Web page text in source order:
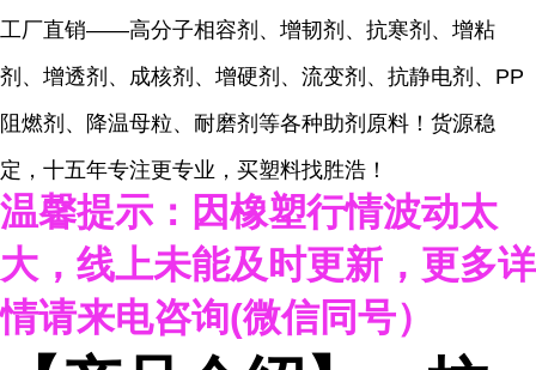
工厂直销——高分子相容剂、增韧剂、抗寒剂、增粘
剂、增透剂、成核剂、增硬剂、流变剂、抗静电剂、PP
阻燃剂、降温母粒、耐磨剂等各种助剂原料！货源稳
定，十五年专注更专业，买塑料找胜浩！
温馨提示：因橡塑行情波动太
大，线上未能及时更新， 更多详
情请来电咨询(微信同号）